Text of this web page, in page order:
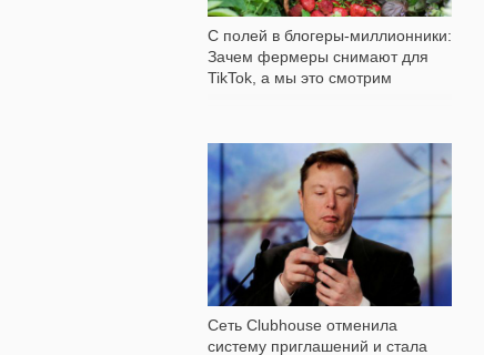
С полей в блогеры-миллионники:
Зачем фермеры снимают для
TikTok, а мы это смотрим
Сеть Clubhouse отменила
систему приглашений и стала
3 030